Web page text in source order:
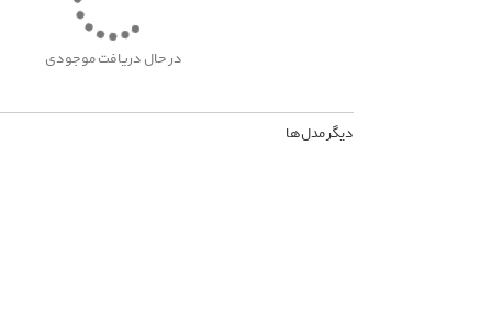
در حال دریافت موجودی
دیگر مدل‌ها